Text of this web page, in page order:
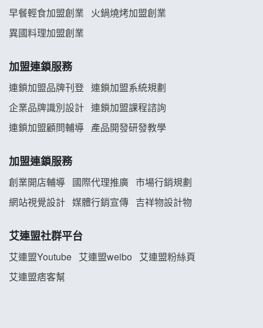
龍涎居好湯加盟說明會
韓金量加盟說明會
義氣豐發雞加盟說明會
Mr.Wish加盟說明會
白鬍泡泡 BOHO POPO加盟說明會
雞咕雞咕加盟說明會
珍好味臭臭鍋加盟說明會
藍象廷泰式火鍋加盟說明會
早餐輕食加盟創業
火鍋燒烤加盟創業
異國料理加盟創業
加盟連鎖服務
連鎖加盟品牌刊登 連鎖加盟系統規劃
企業品牌識別設計 連鎖加盟課程諮詢
連鎖加盟顧問輔導 產品開發研發教學
加盟連鎖服務
創業開店輔導 國際代理推廣 市場行銷規劃
網站視覺設計 媒體行銷宣傳 吉祥物設計物
艾連盟社群平台
艾連盟Youtube 艾連盟weibo
艾連盟粉絲頁
艾連盟痞客幫